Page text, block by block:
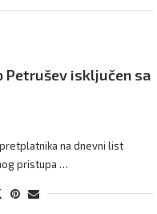
Petrušev isključen sa
na dnevni list
pristupa …